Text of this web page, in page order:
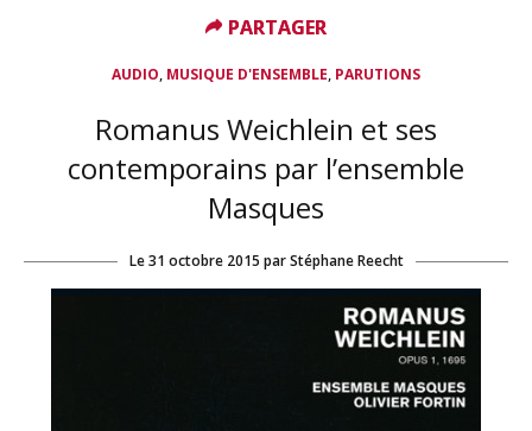
AUDIO, MUSIQUE D'ENSEMBLE, PARUTIONS
Romanus Weichlein et ses
contemporains par l’ensemble
Masques
Le31 octobre 2015 par Stéphane Reecht
PARTAGER
PARTAGER